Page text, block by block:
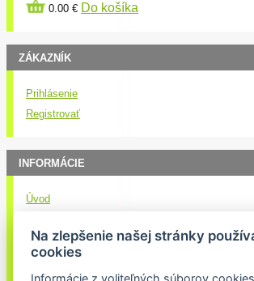
0.00 € Do košíka
ZÁKAZNÍK
Prihlásenie
Registrovať
INFORMÁCIE
Úvod
Kontakt
Doručenie nákupu
Na zlepšenie našej stránky
cookies
Informácie z voliteľných súborov